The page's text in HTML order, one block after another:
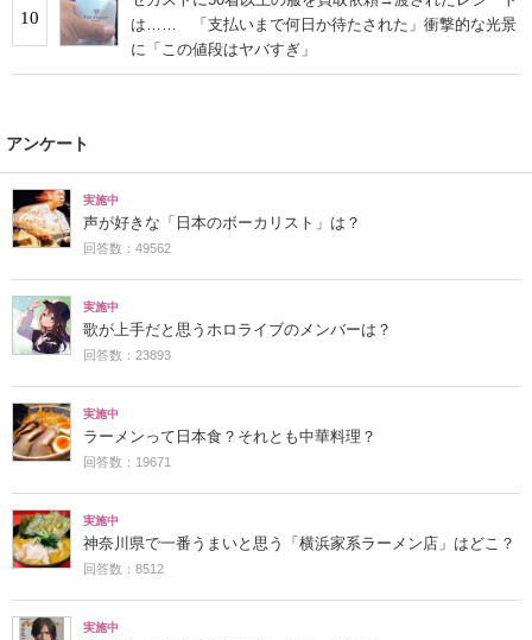
10
は…… 「支払いまで何日か待たされた」衝撃的な光景
に「この値段はヤバすぎ」
アンケート
実施中
声が好きな「日本のボーカリスト」は？
回答数：49562
実施中
歌が上手だと思うホロライブのメンバーは？
回答数：23893
実施中
ラーメンって日本食？それとも中華料理？
回答数：19671
実施中
神奈川県で一番うまいと思う「横浜家系ラーメン店」はどこ？
回答数：8512
実施中